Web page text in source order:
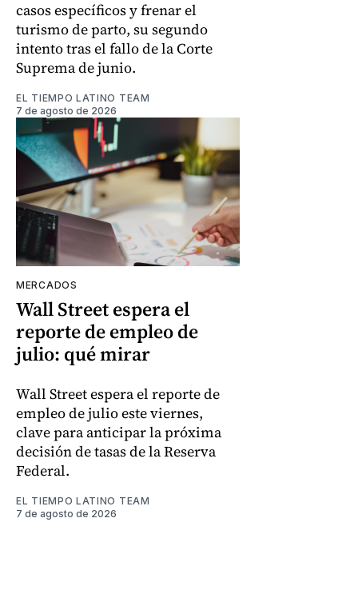
casos específicos y frenar el
turismo de parto, su segundo
intento tras el fallo de la Corte
Suprema de junio.
EL TIEMPO LATINO TEAM
7 de agosto de 2026
MERCADOS
Wall Street espera el
reporte de empleo de
julio: qué mirar
Wall Street espera el reporte de
empleo de julio este viernes,
clave para anticipar la próxima
decisión de tasas de la Reserva
Federal.
EL TIEMPO LATINO TEAM
7 de agosto de 2026